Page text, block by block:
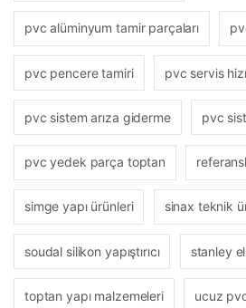
pvc alüminyum tamir parçaları
pvc pencere tamiri pvc servis
pvc sistem arıza giderme pvc
pvc yedek parça toptan
simge yapı ürünleri sinax teknik
soudal silikon yapıştırıcı stanley
toptan yapı malzemeleri ucuz